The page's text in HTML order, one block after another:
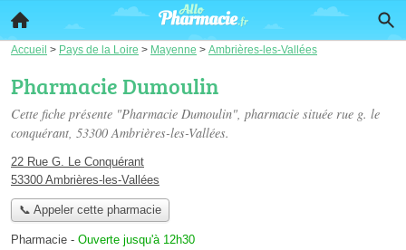
Accueil > Pays de la Loire > Mayenne > Ambrières-les-Vallées
Pharmacie Dumoulin
Cette fiche présente "Pharmacie Dumoulin", pharmacie située rue g. le
conquérant, 53300 Ambrières-les-Vallées.
22 Rue G. Le Conquérant
53300 Ambrières-les-Vallées
📞 Appeler cette pharmacie
Pharmacie - Ouverte jusqu'à 12h30